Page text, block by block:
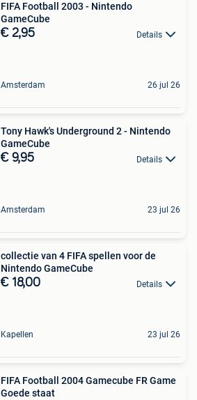
FIFA Football 2003 - Nintendo
GameCube
€ 2,95 Details
Amsterdam 26 jul 26
Tony Hawk's Underground 2 - Nintendo
GameCube
€ 9,95 Details
Amsterdam 23 jul 26
collectie van 4 FIFA spellen voor de
Nintendo GameCube
€ 18,00 Details
Kapellen 23 jul 26
FIFA Football 2004 Gamecube FR Game
Goede staat